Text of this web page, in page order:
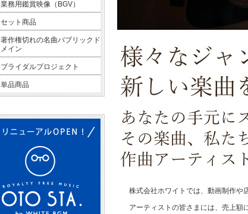
株式会社ホワイトでは、動画制作や
アーティストの皆さまには、売上額
業務用鑑賞映像（BGV）
セット商品
著作権切れの名曲パブリックド
メイン
ブライダルプロジェクト
単品商品